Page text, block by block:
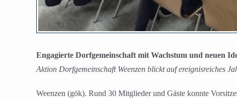
Engagierte Dorfgemeinschaft mit Wachstum und neuen
Aktion Dorfgemeinschaft Weenzen blickt auf ereignisreiches
Weenzen (gök). Rund 30 Mitglieder und Gäste konnte